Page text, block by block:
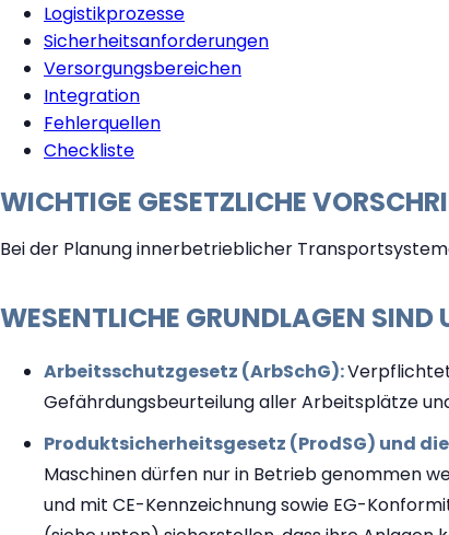
Logistikprozesse
Sicherheitsanforderungen
Versorgungsbereichen
Integration
Fehlerquellen
Checkliste
WICHTIGE GESETZLICHE
Bei der Planung innerbetrieblicher
WESENTLICHE GRUNDLAGEN SIND
Arbeitsschutzgesetz (ArbSchG):
Gefährdungsbeurteilung aller Arbeitsplätze
Produktsicherheitsgesetz (ProdSG) und
Maschinen dürfen nur in Betrieb genommen
und mit CE-Kennzeichnung sowie EG-